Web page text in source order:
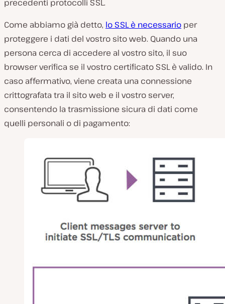
precedenti protocolli SSL.
Come abbiamo già detto, lo SSL è necessario per
proteggere i dati del vostro sito web. Quando una
persona cerca di accedere al vostro sito, il suo
browser verifica se il vostro certificato SSL è valido. In
caso affermativo, viene creata una connessione
crittografata tra il sito web e il vostro server,
consentendo la trasmissione sicura di dati come
quelli personali o di pagamento: